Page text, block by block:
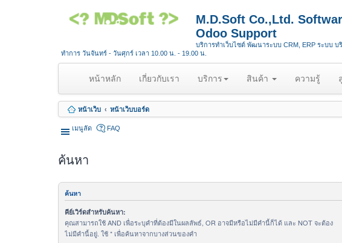
M.D.Soft Co.,Ltd.
Odoo Support
บริการทำเว็บไซต์ พัฒนาระบบ CRM, ERP ระบบ บ
ทำการ วันจันทร์ - วันศุกร์ เวลา 10.00 น. - 19.00 น.
หน้าหลัก(
u
r
เกี่ยวกับเรา บริการ สินค้า ความรู้
หน้าเว็บ หน้าเว็บบอร์ด
เมนูลัด FAQ
ค้นหา
ค้นหา
คีย์เวิร์ดสำหรับค้นหา:
คุณสามารถใช้ AND เพื่อระบุคำที่ต้องมีในผลลัพธ์, OR อาจมีหรือไม่มีคำนี้ก็ได้ และ NOT จะต้อง
ไม่มีคำนี้อยู่. ใช้ * เพื่อค้นหาจากบางส่วนของคำ